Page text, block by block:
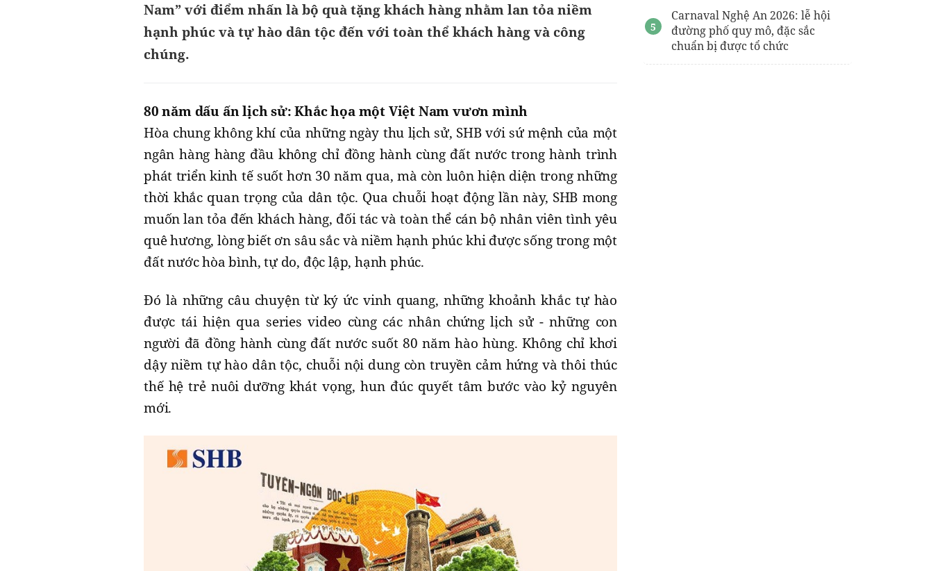
Nam” với điểm nhấn là bộ quà tặng khách hàng nhằm lan tỏa niềm
hạnh phúc và tự hào dân tộc đến với toàn thể khách hàng và công
chúng.
80 năm dấu ấn lịch sử: Khắc họa một Việt Nam vươn mình
Hòa chung không khí của những ngày thu lịch sử, SHB với sứ mệnh của một
ngân hàng hàng đầu không chỉ đồng hành cùng đất nước trong hành trình
phát triển kinh tế suốt hơn 30 năm qua, mà còn luôn hiện diện trong những
thời khắc quan trọng của dân tộc. Qua chuỗi hoạt động lần này, SHB mong
muốn lan tỏa đến khách hàng, đối tác và toàn thể cán bộ nhân viên tình yêu
quê hương, lòng biết ơn sâu sắc và niềm hạnh phúc khi được sống trong một
đất nước hòa bình, tự do, độc lập, hạnh phúc.
Đó là những câu chuyện từ ký ức vinh quang, những khoảnh khắc tự hào
được tái hiện qua series video cùng các nhân chứng lịch sử - những con
người đã đồng hành cùng đất nước suốt 80 năm hào hùng. Không chỉ khơi
dậy niềm tự hào dân tộc, chuỗi nội dung còn truyền cảm hứng và thôi thúc
thế hệ trẻ nuôi dưỡng khát vọng, hun đúc quyết tâm bước vào kỷ nguyên
mới.
Carnaval Nghệ An 2026: lễ hội
đường phố quy mô, đặc sắc
chuẩn bị được tổ chức